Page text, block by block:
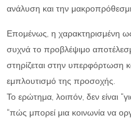
ανάλυση και την
Επομένως, η χαρακτηρισμένη
συχνά το προβλέψιμο
στηρίζεται στην υπερφόρτωση
εμπλουτισμό της προσοχής.
Το ερώτημα, λοιπόν, δεν είναι
“πώς μπορεί μια κοινωνία να